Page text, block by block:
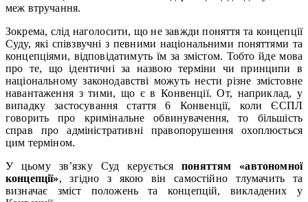
меж втручання.
Зокрема, слід наголосити, що не завжди поняття та концепції
Суду, які співзвучні з певними національними поняттями та
концепціями, відповідатимуть їм за змістом. Тобто йде мова
про те, що ідентичні за назвою терміни чи принципи в
національному законодавстві можуть нести різне змістовне
навантаження з тими, що є в Конвенції. От, наприклад, у
випадку застосування стаття 6 Конвенції, коли ЄСПЛ
говорить про кримінальне обвинувачення, то більшість
справ про адміністративні правопорушення охоплюється
цим терміном.
У цьому зв’язку Суд керуєтьсяпоняттям «автономної
концепції», згідно з якою він самостійно тлумачить та
визначає зміст положень та концепцій, викладених у